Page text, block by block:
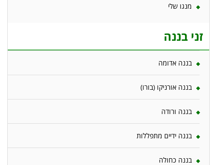
מנגו שלי
זני בננה
בננה אדומה
בננה אורניקו (בורו)
בננה ורודה
בננה ידיים מתפללות
בננה כחולה